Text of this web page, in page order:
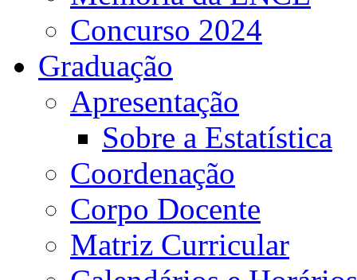
Concurso 2024
Graduação
Apresentação
Sobre a Estatística
Coordenação
Corpo Docente
Matriz Curricular